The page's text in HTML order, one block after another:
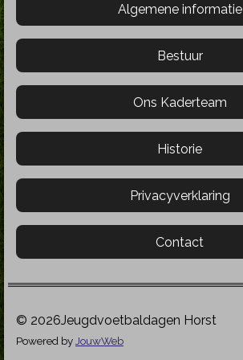
Algemene informatie
Bestuur
Ons Kaderteam
Historie
Privacyverklaring
Contact
© 2026Jeugdvoetbaldagen Horst
Powered by JouwWeb